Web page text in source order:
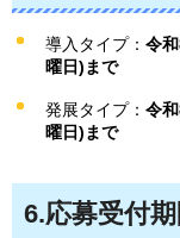
導入タイプ： 令
曜日)まで
発展タイプ： 令
曜日)まで
6.応募受付期